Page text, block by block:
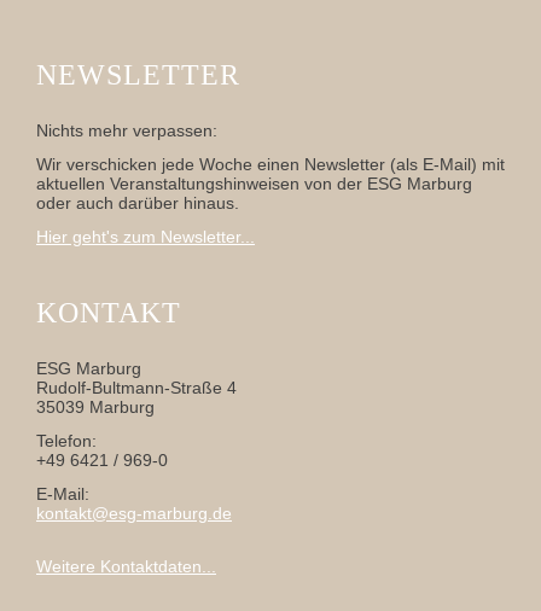
NEWSLETTER
Nichts mehr verpassen:
Wir verschicken jede Woche einen Newsletter (als E-Mail) mit
aktuellen Veranstaltungshinweisen von der ESG Marburg
oder auch darüber hinaus.
Hier geht's zum Newsletter...
KONTAKT
ESG Marburg
Rudolf-Bultmann-Straße 4
35039 Marburg
Telefon:
+49 6421 / 969-0
E-Mail:
kontakt@esg-marburg.de
Weitere Kontaktdaten...